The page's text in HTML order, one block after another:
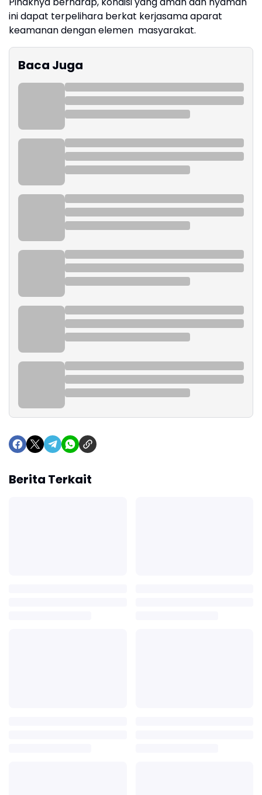
ini dapat terpelihara berkat kerjasama aparat
keamanan dengan elemen masyarakat.
Baca Juga
Berita Terkait